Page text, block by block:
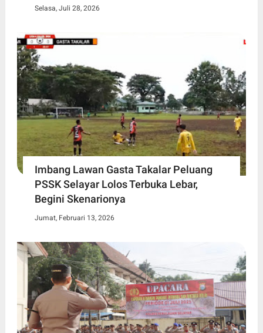
Selasa, Juli 28, 2026
Imbang Lawan Gasta Takalar Peluang
PSSK Selayar Lolos Terbuka Lebar,
Begini Skenarionya
Jumat, Februari 13, 2026